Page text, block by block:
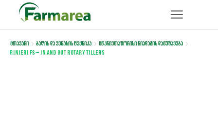
მთავარი ბაღის და ვენახის ტექნიკა
მწკრივთაშორისი ნიადაგის დამუშავება
Rinieri FS – IN AND OUT ROTARY TILLERS